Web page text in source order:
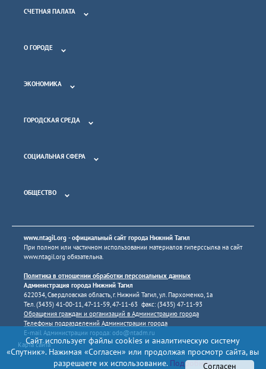
СЧЕТНАЯ ПАЛАТА
О ГОРОДЕ
ЭКОНОМИКА
ГОРОДСКАЯ СРЕДА
СОЦИАЛЬНАЯ СФЕРА
ОБЩЕСТВО
www.ntagil.org - официальный сайт города Нижний Тагил
При полном или частичном использовании материалов гиперссылка на сайт
www.ntagil.org обязательна.
Политика в отношении обработки персональных данных
Администрация города Нижний Тагил
622034, Свердловская область, г. Нижний Тагил, ул. Пархоменко, 1а
Тел. (3435) 41-00-11, 47-11-59, 47-11-63 факс: (3435) 47-11-93
Обращения граждан и организаций в Администрацию города
Телефоны подразделений Администрации города
E-mail Администрации города: odo@ntadm.ru
Карта сайта
Сайт использует файлы cookies и аналитическую систему
«Спутник». Нажимая «Согласен» или продолжая просмотр сайта, вы
разрешаете их использование.ПодробнееСогласен